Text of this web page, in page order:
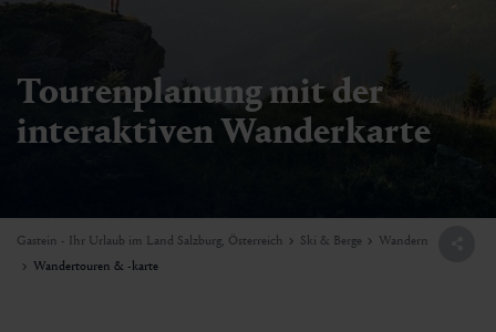
Tourenplanung mit der
interaktiven Wanderkarte
Gastein - Ihr Urlaub im Land Salzburg, Österreich Ski & Berge
Wandern
Wandertouren & -karte